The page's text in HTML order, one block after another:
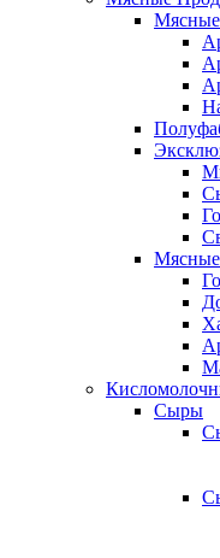
Мясные
Мясные
Сыры